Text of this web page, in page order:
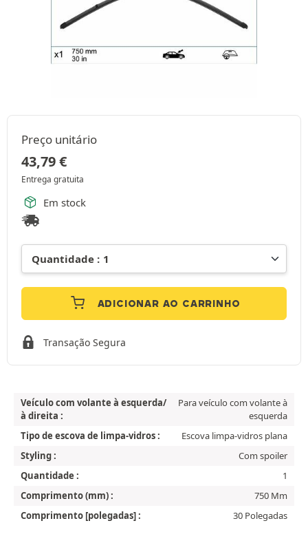
Preço unitário
43,79€
Entrega gratuita
Em stock
ADICIONAR AO CARRINHO
Transação Segura
Veículo com volante à esquerda/
à direita :
Para veículo com volante à
esquerda
Tipo de escova de limpa-vidros :
Escova limpa-vidros plana
Styling :
Com spoiler
Quantidade :
1
Comprimento (mm) :
750 Mm
Comprimento [polegadas] :
30 Polegadas